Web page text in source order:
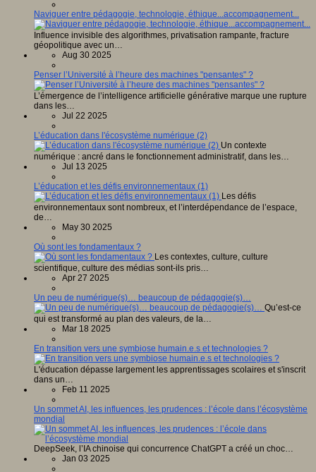
Naviguer entre pédagogie, technologie, éthique...accompagnement...
Influence invisible des algorithmes, privatisation rampante, fracture
géopolitique avec un…
Aug 30 2025
Penser l’Université à l’heure des machines "pensantes" ?
L’émergence de l’intelligence artificielle générative marque une rupture
dans les…
Jul 22 2025
L’éducation dans l'écosystème numérique (2)
Un contexte
numérique : ancré dans le fonctionnement administratif, dans les…
Jul 13 2025
L’éducation et les défis environnementaux (1)
Les défis
environnementaux sont nombreux, et l’interdépendance de l’espace,
de…
May 30 2025
Où sont les fondamentaux ?
Les contextes, culture, culture
scientifique, culture des médias sont-ils pris…
Apr 27 2025
Un peu de numérique(s)… beaucoup de pédagogie(s)…
Qu’est-ce
qui est transformé au plan des valeurs, de la…
Mar 18 2025
En transition vers une symbiose humain.e.s et technologies ?
L'éducation dépasse largement les apprentissages scolaires et s'inscrit
dans un…
Feb 11 2025
Un sommet AI, les influences, les prudences : l’école dans l’écosystème
mondial
DeepSeek, l’IA chinoise qui concurrence ChatGPT a créé un choc…
Jan 03 2025